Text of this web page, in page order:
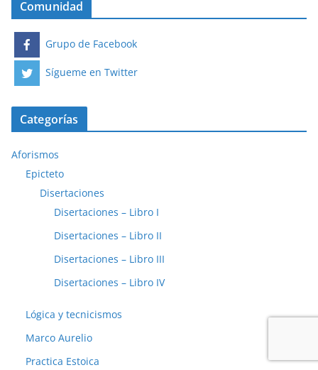
Comunidad
Grupo de Facebook
Sígueme en Twitter
Categorías
Aforismos
Epicteto
Disertaciones
Disertaciones – Libro I
Disertaciones – Libro II
Disertaciones – Libro III
Disertaciones – Libro IV
Lógica y tecnicismos
Marco Aurelio
Practica Estoica